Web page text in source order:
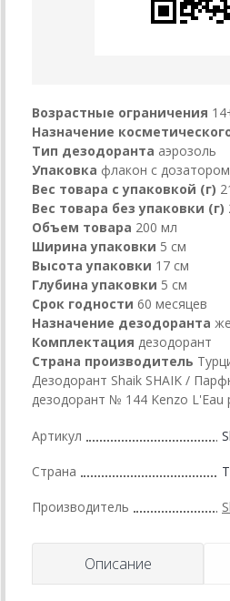
Возрастные ограничения
Назначение
Тип дезодоранта аэрозоль
Упаковка флакон с дозатором
Вес товара с упаковкой (г)
Вес товара без упаковки (г)
Объем товара 200 мл
Ширина упаковки 5 см
Высота упаковки 17 см
Глубина упаковки 5 см
Срок годности 60 месяцев
Назначение дезодоранта
Комплектация дезодорант
Страна производитель
Дезодорант Shaik SHAIK /
дезодорант № 144 Kenzo L'Eau
Артикул
Страна
Производитель
Описание